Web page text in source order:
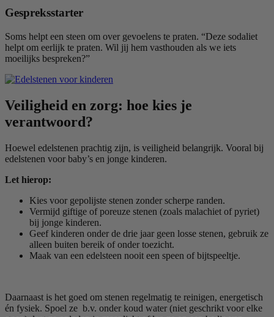
Gespreksstarter
Soms helpt een steen om over gevoelens te praten. “Deze sodaliet
helpt om eerlijk te praten. Wil jij hem vasthouden als we iets
moeilijks bespreken?”
Veiligheid en zorg: hoe kies je
verantwoord?
Hoewel edelstenen prachtig zijn, is veiligheid belangrijk. Vooral bij
edelstenen voor baby’s en jonge kinderen.
Let hierop:
Kies voor gepolijste stenen zonder scherpe randen.
Vermijd giftige of poreuze stenen (zoals malachiet of pyriet)
bij jonge kinderen.
Geef kinderen onder de drie jaar geen losse stenen, gebruik ze
alleen buiten bereik of onder toezicht.
Maak van een edelsteen nooit een speen of bijtspeeltje.
Daarnaast is het goed om stenen regelmatig te reinigen, energetisch
én fysiek. Spoel ze b.v. onder koud water (niet geschrikt voor elke